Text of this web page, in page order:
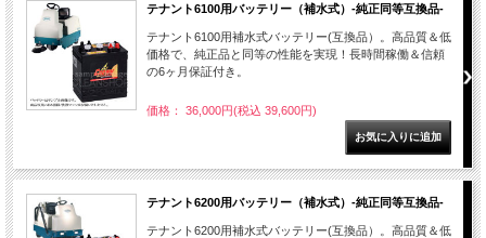
テナント6100用バッテリー（補水式）-純正同等互換品-
テナント6100用補水式バッテリー(互換品）。高品質＆低
価格で、純正品と同等の性能を実現！長時間稼働＆信頼
の6ヶ月保証付き。
価格： 36,000円(税込 39,600円)
テナント6200用バッテリー（補水式）-純正同等互換品-
テナント6200用補水式バッテリー(互換品）。高品質＆低